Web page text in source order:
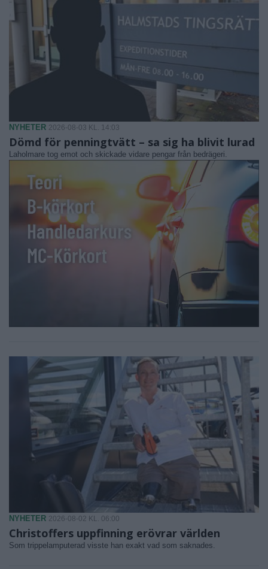
NYHETER 2026-08-03 KL. 14:03
Dömd för penningtvätt – sa sig ha blivit lurad
Laholmare tog emot och skickade vidare pengar från bedrägeri.
NYHETER 2026-08-02 KL. 06:00
Christoffers uppfinning erövrar världen
Som trippelamputerad visste han exakt vad som saknades.